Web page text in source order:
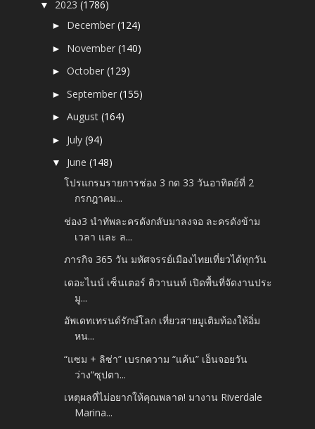
▼ 2023(1786)
► December(124)
► November(140)
►October(129)
►September(155)
►August(164)
► July(94)
▼ June(148)
โปรแกรมรายการช่อง 3 กด 33 วันอาทิตย์ที่ 2
กรกฎาคม...
ช่อง3 นำทัพละครดังกลับมาลงจอ ละครดังข้าม
เวลา และ ล...
ภารกิจ 365 วัน มหัศจรรย์เมืองไทยเที่ยวได้ทุกวัน
เดอะไนน์ เซ็นเตอร์ ติวานนท์ เปิดพื้นที่จัดงานประ
มู...
อัพเดทเทรนด์รักษ์โลก เที่ยวสายมูเติมท้องให้อิ่ม
หน...
“แซม + ลิซ่า” เบรกความ “แค้น” เอ็นจอยวัน
ว่าง“ซุปตา...
เหตุผลที่ไม่อยากให้คุณพลาด! มางาน Riverdale
Marina...